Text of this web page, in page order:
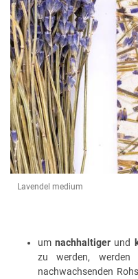
Lavendel medium
umnachhaltiger und
zu werden, werden
nachwachsenden